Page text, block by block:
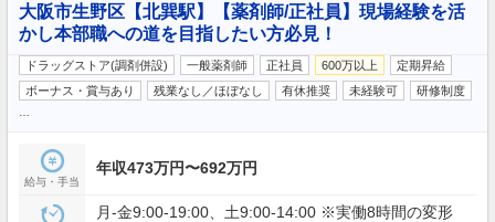
大阪市生野区【北巽駅】【薬剤師/正社員】現場経験を活
かし本部職への道を目指したい方必見！
ドラッグストア(調剤併設) 一般薬剤師 正社員 600万以上
定期昇給
ボーナス・賞与あり
残業なし／ほぼなし 有休推奨 未経験可 研修制度
給与・手当
年収473万円〜692万円
月-金9:00-19:00、土9:00-14:00 ※実働8時間の変形